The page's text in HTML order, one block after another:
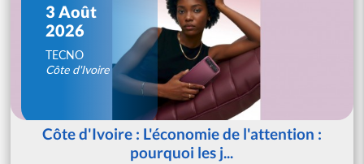
3 Août
2026
TECNO
Côte d'Ivoire
Côte d'Ivoire : L'économie de l'attention :
pourquoi les j...